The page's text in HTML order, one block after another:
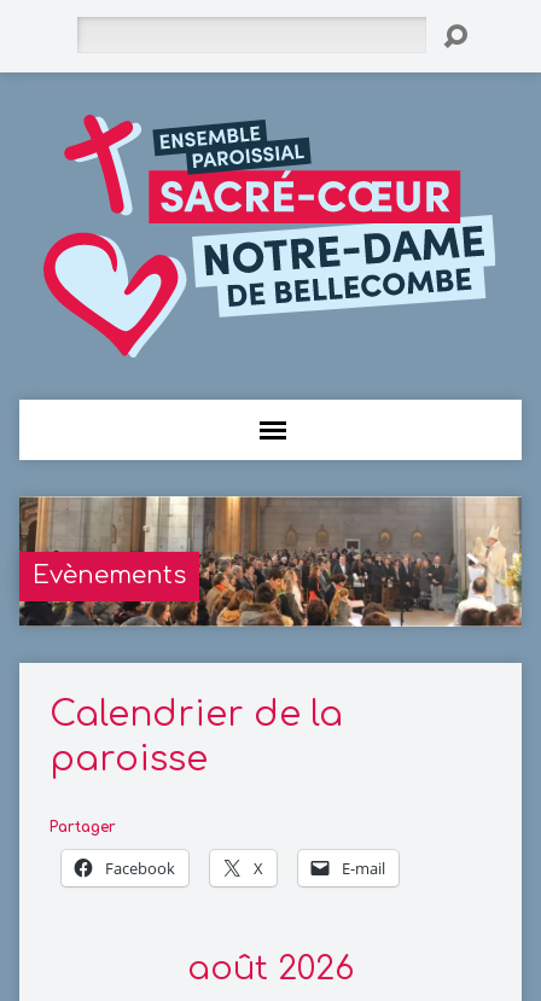
Evènements
Calendrier de la
paroisse
Partager
Facebook X E-mail
août 2026